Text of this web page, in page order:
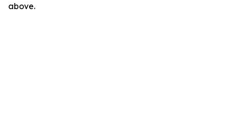
above.